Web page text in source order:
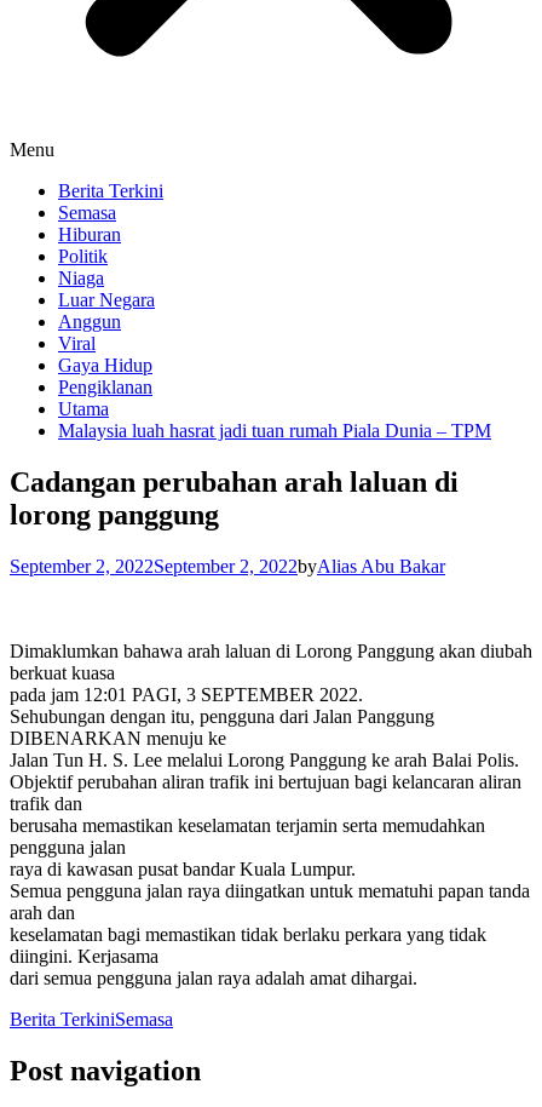
Menu
Berita Terkini
Semasa
Hiburan
Politik
Niaga
Luar Negara
Anggun
Viral
Gaya Hidup
Pengiklanan
Utama
Malaysia luah hasrat jadi tuan rumah Piala Dunia – TPM
Cadangan perubahan arah laluan di
lorong panggung
September 2, 2022September 2, 2022byAlias Abu Bakar
Dimaklumkan bahawa arah laluan di Lorong Panggung akan diubah
berkuat kuasa
pada jam 12:01 PAGI, 3 SEPTEMBER 2022.
Sehubungan dengan itu, pengguna dari Jalan Panggung
DIBENARKAN menuju ke
Jalan Tun H. S. Lee melalui Lorong Panggung ke arah Balai Polis.
Objektif perubahan aliran trafik ini bertujuan bagi kelancaran aliran
trafik dan
berusaha memastikan keselamatan terjamin serta memudahkan
pengguna jalan
raya di kawasan pusat bandar Kuala Lumpur.
Semua pengguna jalan raya diingatkan untuk mematuhi papan tanda
arah dan
keselamatan bagi memastikan tidak berlaku perkara yang tidak
diingini. Kerjasama
dari semua pengguna jalan raya adalah amat dihargai.
Berita TerkiniSemasa
Post navigation